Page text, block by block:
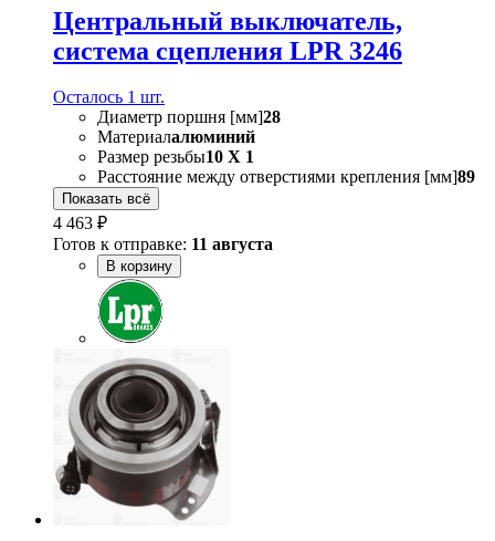
Центральный выключатель,
система сцепления LPR 3246
Осталось 1 шт.
Диаметр поршня [мм]28
Материалалюминий
Размер резьбы10 X 1
Расстояние между отверстиями крепления [мм]89
Показать всё
4 463 ₽
Готов к отправке: 11 августа
В корзину